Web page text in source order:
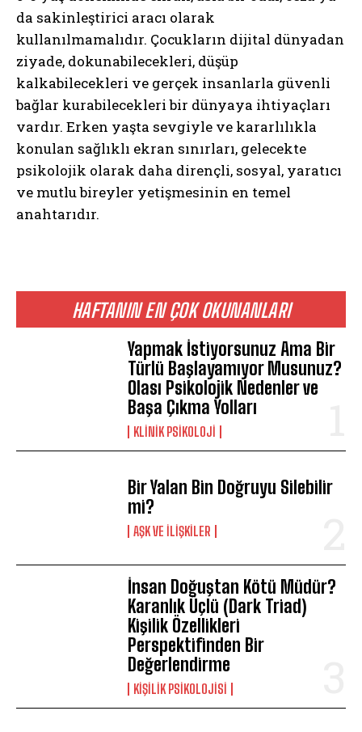
HAFTANIN EN ÇOK OKUNANLARI
Yapmak İstiyorsunuz Ama Bir
Türlü Başlayamıyor Musunuz?
Olası Psikolojik Nedenler ve
Başa Çıkma Yolları
KLINIK PSIKOLOJI
Bir Yalan Bin Doğruyu Silebilir
mi?
AŞK VE İLIŞKILER
İnsan Doğuştan Kötü Müdür?
Karanlık Üçlü (Dark Triad)
Kişilik Özellikleri
Perspektifinden Bir
Değerlendirme
KIŞILIK PSIKOLOJISI
da sakinleştirici aracı olarak
kullanılmamalıdır. Çocukların dijital dünyadan
ziyade, dokunabilecekleri, düşüp
kalkabilecekleri ve gerçek insanlarla güvenli
bağlar kurabilecekleri bir dünyaya ihtiyaçları
vardır. Erken yaşta sevgiyle ve kararlılıkla
konulan sağlıklı ekran sınırları, gelecekte
psikolojik olarak daha dirençli, sosyal, yaratıcı
ve mutlu bireyler yetişmesinin en temel
anahtarıdır.